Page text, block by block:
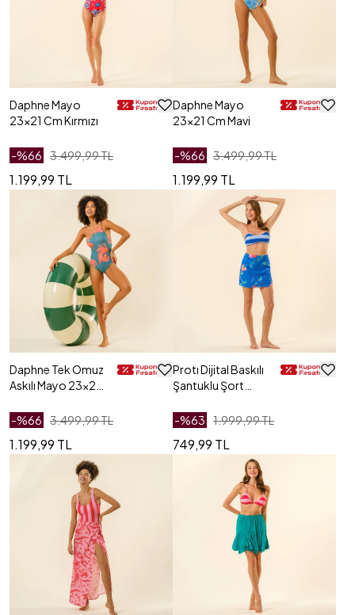
Daphne Mayo
23x21 Cm Kırmızı
-%66 3.499,99 TL
1.199,99 TL
Daphne Mayo
23x21 Cm Mavi
-%66 3.499,99 TL
1.199,99 TL
Daphne Tek Omuz
Askılı Mayo 23x21
-%66 3.499,99 TL
1.199,99 TL
Protı Dijital Baskılı
Şantuklu Şort
-%63 1.999,99 TL
749,99 TL